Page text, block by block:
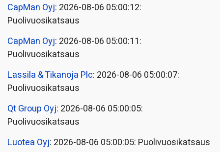
CapMan Oyj: 2026-08-06 05:00:12:
Puolivuosikatsaus
CapMan Oyj: 2026-08-06 05:00:11:
Puolivuosikatsaus
Lassila & Tikanoja Plc: 2026-08-06 05:00:07:
Puolivuosikatsaus
Qt Group Oyj: 2026-08-06 05:00:05:
Puolivuosikatsaus
Luotea Oyj: 2026-08-06 05:00:05: Puolivuosikatsaus